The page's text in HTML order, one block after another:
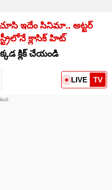
చూసి ఇదేం సినిమా.. అట్టర్
క్లాసిక్ హిట్
క్లిక్ చేయండి
LIVE TV